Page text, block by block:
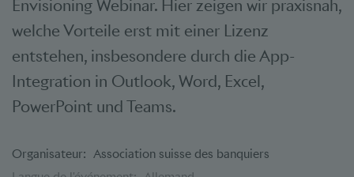
Envisioning Webinar. Hier zeigen wir praxisnah,
welche Vorteile erst mit einer Lizenz
entstehen, insbesondere durch die App-
Integration in Outlook, Word, Excel,
PowerPoint und Teams.
Organisateur: Association suisse des banquiers